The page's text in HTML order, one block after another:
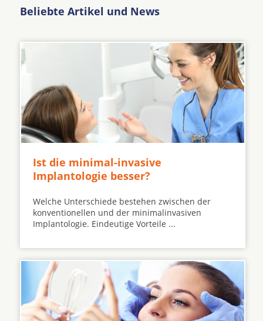
Beliebte Artikel und News
Ist die minimal-invasive
Implantologie besser?
Welche Unterschiede bestehen zwischen der
konventionellen und der minimalinvasiven
Implantologie. Eindeutige Vorteile ...